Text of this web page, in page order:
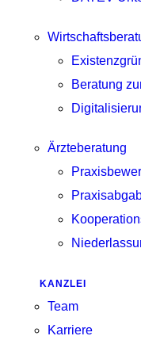
Beratung
Ärzteberatung
KANZLEI
Team
Karriere